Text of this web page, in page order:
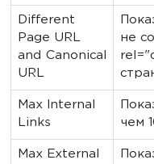
Different
Page URL
and Canonical
URL
не
Max Internal
Links
чем
Max External